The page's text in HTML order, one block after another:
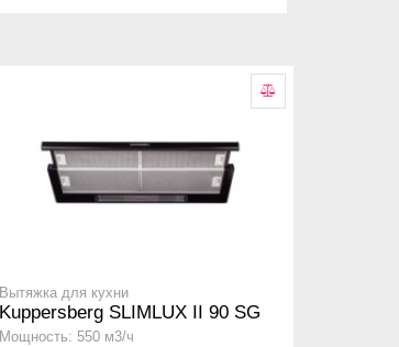
Вытяжка для кухни
Kuppersberg SLIMLUX II 90 SG
Мощность: 550 м3/ч